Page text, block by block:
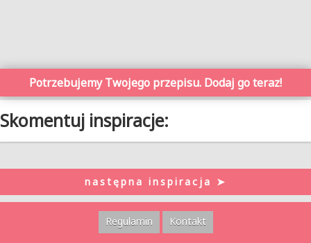
Potrzebujemy Twojego przepisu. Dodaj go teraz!
Skomentuj inspiracje:
następna inspiracja ➤
Regulamin Kontakt